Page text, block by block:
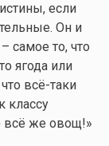
если
Он и
самое то, что
ягода или
всё-таки
классу
всё же овощ!»